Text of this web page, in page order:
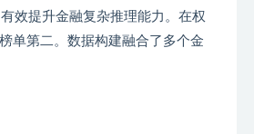
效提升金融复杂推理能力。在权
单第二。数据构建融合了多个金